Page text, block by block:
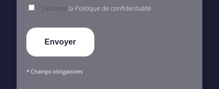
J’accepte la Politique de confidentialité
* Champs obligatoires